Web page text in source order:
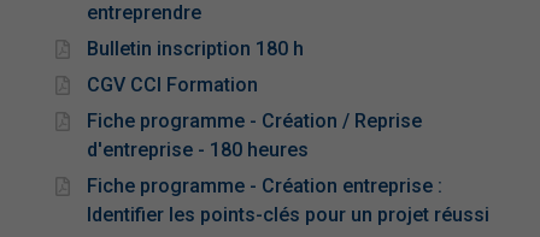
entreprendre
Bulletin inscription 180 h
CGV CCI Formation
Fiche programme - Création / Reprise
d'entreprise - 180 heures
Fiche programme - Création entreprise :
Identifier les points-clés pour un projet réussi